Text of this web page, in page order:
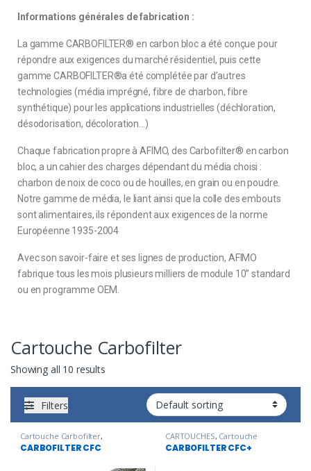
Informations générales de fabrication :
La gamme CARBOFILTER® en carbon bloc a été conçue pour
répondre aux exigences du marché résidentiel, puis cette
gamme CARBOFILTER®a été complétée par d’autres
technologies (média imprégné, fibre de charbon, fibre
synthétique) pour les applications industrielles (déchloration,
désodorisation, décoloration…)
Chaque fabrication propre à AFIMO, des Carbofilter® en carbon
bloc, a un cahier des charges dépendant du média choisi :
charbon de noix de coco ou de houilles, en grain ou en poudre.
Notre gamme de média, le liant ainsi que la colle des embouts
sont alimentaires, ils répondent aux exigences de la norme
Européenne 1935-2004
Avec son savoir-faire et ses lignes de production, AFIMO
fabrique tous les mois plusieurs milliers de module 10’’ standard
ou en programme OEM.
Cartouche Carbofilter
Showing all 10 results
Filters
Cartouche Carbofilter,
CARTOUCHES,Industrie
pharmaceutique ,Traitement de
CARBOFILTER CFC
CARTOUCHES, Cartouche
Carbofilter, Embouteillage
Traitement de l'eau potable
CARBOFILTER CFC+